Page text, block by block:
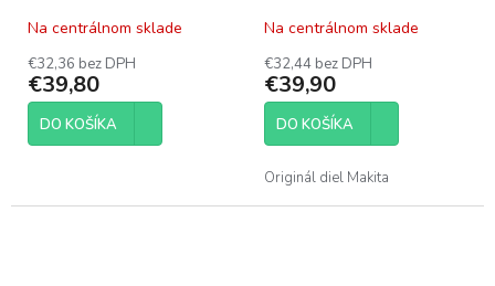
Na centrálnom sklade
€32,36 bez DPH
€39,80
DO KOŠÍKA
HR2470T
Na centrálnom sklade
€32,44 bez DPH
€39,90
DO KOŠÍKA
Originál diel Makita